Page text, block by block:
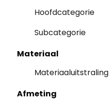
Hoofdcategorie
Subcategorie
Materiaal
Materiaaluitstraling
Afmeting